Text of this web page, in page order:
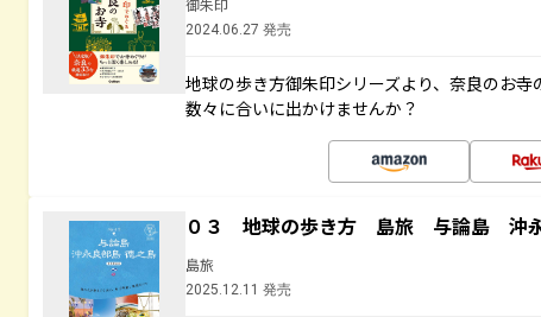
御朱印
2024.06.27 発売
地球の歩き方御朱印シリーズより、奈良のお
数々に合いに出かけませんか？
０３ 地球の歩き方 島旅 与論島 沖
島旅
2025.12.11 発売